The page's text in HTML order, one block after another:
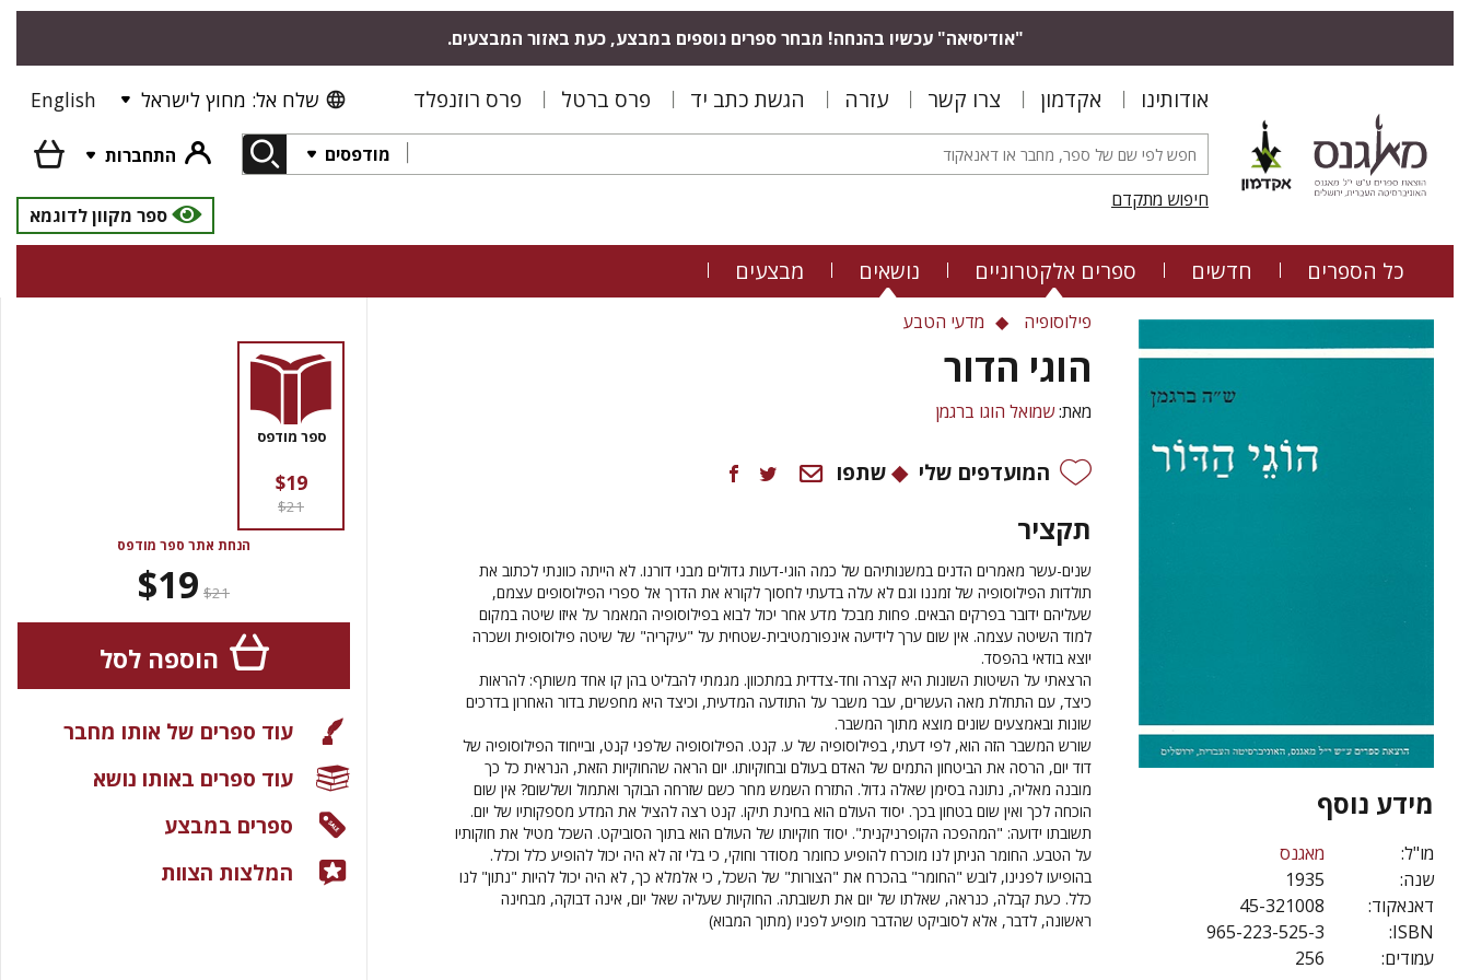
"אודיסיאה" עכשיו בהנחה! מבחר ספרים נוספים במבצע, כעת באזור המבצעים.
אודותינו אקדמון צרו קשר עזרה הגשת כתב יד פרס ברטל פרס רוזנפלד שלח אל: מחוץ לישראל English
מודפסים
התחברות
חיפוש מתקדם
ספר מקוון לדוגמא
כל הספרים חדשים ספרים אלקטרוניים נושאים מבצעים
מידע נוסף
מו"ל:
מאגנס
שנה:
1935
דאנאקוד:
45-321008
ISBN:
965-223-525-3
עמודים:
256
פילוסופיה מדעי הטבע
הוגי הדור
מאת:שמואל הוגו ברגמן
המועדפים שלי שתפו
תקציר
שנים-עשר מאמרים הדנים במשנותיהם של כמה הוגי-דעות גדולים מבני דורנו. לא הייתה כוונתי לכתוב את
תולדות הפילוסופיה של זמננו וגם לא עלה בדעתי לחסוך לקורא את הדרך אל ספרי הפילוסופים עצמם,
שעליהם ידובר בפרקים הבאים. פחות מבכל מדע אחר יכול לבוא בפילוסופיה המאמר על איזו שיטה במקום
למוד השיטה עצמה. אין שום ערך לידיעה אינפורמטיבית-שטחית על "עיקריה" של שיטה פילוסופית ושכרה
יוצא בודאי בהפסד.
הרצאתי על השיטות השונות היא קצרה וחד-צדדית במתכוון. מגמתי להבליט בהן קו אחד משותף: להראות
כיצד, עם התחלת מאה העשרים, עבר משבר על התודעה המדעית, וכיצד היא מחפשת בדור האחרון בדרכים
שונות ובאמצעים שונים מוצא מתוך המשבר.
שורש המשבר הזה הוא, לפי דעתי, בפילוסופיה של ע. קנט. הפילוסופיה שלפני קנט, ובייחוד הפילוסופיה של
דוד יום, הרסה את הביטחון התמים של האדם בעולם ובחוקיותו. יום הראה שהחוקיות הזאת, הנראית כל כך
מובנה מאליה, נתונה בסימן שאלה גדול. התזרח השמש מחר כשם שזרחה הבוקר ואתמול ושלשום? אין שום
הוכחה לכך ואין שום בטחון בכך. יסוד העולם הוא בחינת תיקו. קנט רצה להציל את המדע מספקותיו של יום.
תשובתו ידועה: "המהפכה הקופרניקנית". יסוד חוקיותו של העולם הוא בתוך הסוביקט. השכל מטיל את חוקותיו
על הטבע. החומר הניתן לנו מוכרח להופיע כחומר מסודר וחוקי, כי בלי זה לא היה יכול להופיע כלל וכלל.
בהופיעו לפנינו, לובש "החומר" בהכרח את "הצורות" של השכל, כי אלמלא כך, לא היה יכול להיות "נתון" לנו
כלל. כעת קבלה, כנראה, שאלתו של יום את תשובתה. החוקיות שעליה שאל יום, אינה דבוקה, מבחינה
ראשונה, לדבר, אלא לסוביקט שהדבר מופיע לפניו (מתוך המבוא)
ספר מודפס
$19
$21
הנחת אתר ספר מודפס
$21
$19
הוספה לסל
עוד ספרים של אותו מחבר
עוד ספרים באותו נושא
ספרים במבצע
המלצות הצוות